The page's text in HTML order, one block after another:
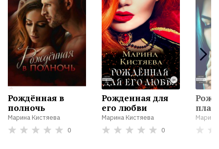
Рождённая в
полночь
Марина Кистяева
0
Рожденная для
его любви
Марина Кистяева
0